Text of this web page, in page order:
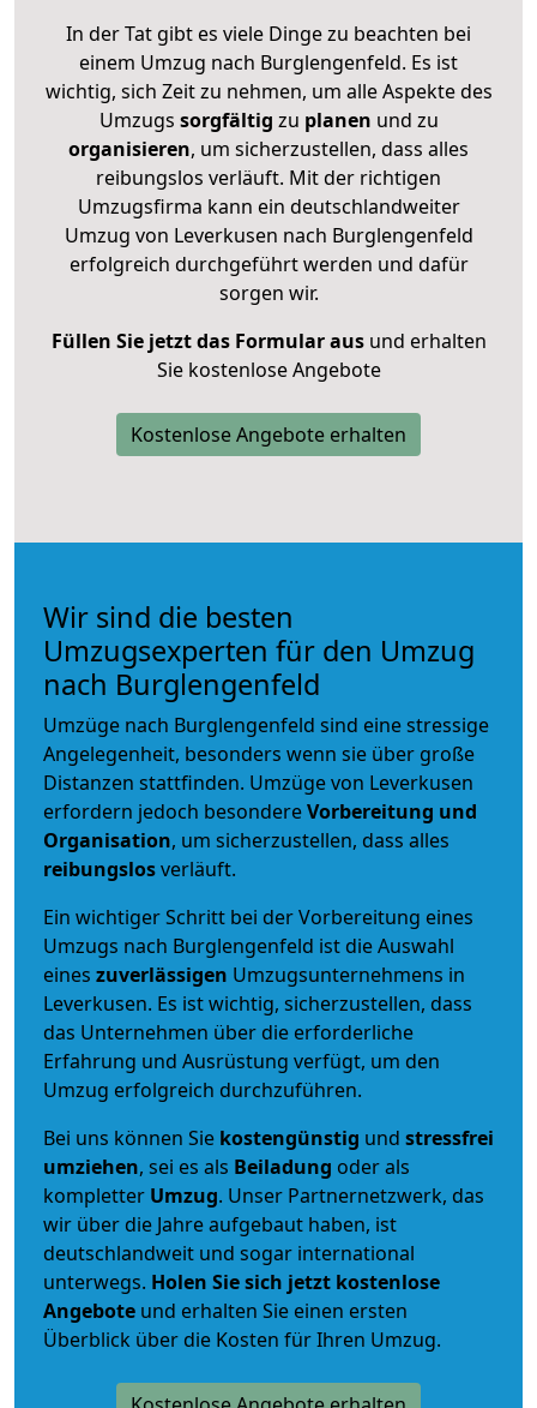
In der Tat gibt es viele Dinge zu beachten bei
einem Umzug nach Burglengenfeld. Es ist
wichtig, sich Zeit zu nehmen, um alle Aspekte des
Umzugs sorgfältig zu planen und zu
organisieren, um sicherzustellen, dass alles
reibungslos verläuft. Mit der richtigen
Umzugsfirma kann ein deutschlandweiter
Umzug von Leverkusen nach Burglengenfeld
erfolgreich durchgeführt werden und dafür
sorgen wir.
Füllen Sie jetzt das Formular ausund erhalten
Sie kostenlose Angebote
Kostenlose Angebote erhalten
Wir sind die besten
Umzugsexperten für den Umzug
nach Burglengenfeld
Umzüge nach Burglengenfeld sind eine stressige
Angelegenheit, besonders wenn sie über große
Distanzen stattfinden. Umzüge von Leverkusen
erfordern jedoch besondereVorbereitung und
Organisation, um sicherzustellen, dass alles
reibungslosverläuft.
Ein wichtiger Schritt bei der Vorbereitung eines
Umzugs nach Burglengenfeld ist die Auswahl
eines zuverlässigen Umzugsunternehmens in
Leverkusen. Es ist wichtig, sicherzustellen, dass
das Unternehmen über die erforderliche
Erfahrung und Ausrüstung verfügt, um den
Umzug erfolgreich durchzuführen.
Bei uns können Sie kostengünstig und stressfrei
umziehen, sei es als Beiladung oder als
kompletter Umzug. Unser Partnernetzwerk, das
wir über die Jahre aufgebaut haben, ist
deutschlandweit und sogar international
unterwegs. Holen Sie sich jetzt kostenlose
Angebote und erhalten Sie einen ersten
Überblick über die Kosten für Ihren Umzug.